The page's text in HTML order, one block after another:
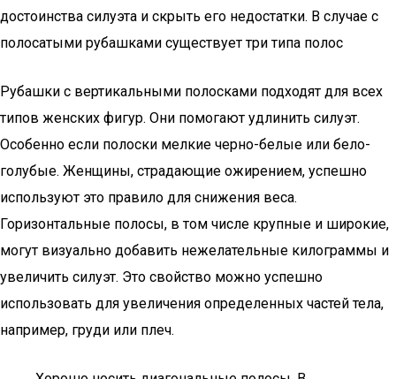
достоинства силуэта и скрыть его недостатки. В случае с
полосатыми рубашками существует три типа полос
Рубашки с вертикальными полосками подходят для всех
типов женских фигур. Они помогают удлинить силуэт.
Особенно если полоски мелкие черно-белые или бело-
голубые. Женщины, страдающие ожирением, успешно
используют это правило для снижения веса.
Горизонтальные полосы, в том числе крупные и широкие,
могут визуально добавить нежелательные килограммы и
увеличить силуэт. Это свойство можно успешно
использовать для увеличения определенных частей тела,
например, груди или плеч.